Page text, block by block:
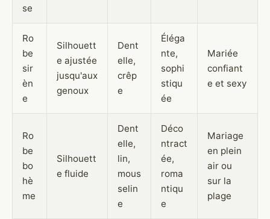
se
Ro
be
sir
èn
e
Silhouett
e ajustée
jusqu'aux
genoux
Dent
elle,
crêp
e
Éléga
nte,
sophi
stiqu
ée
Mariée
confiant
e et sexy
Ro
be
bo
hè
me
Silhouett
e fluide
Dent
elle,
lin,
mous
selin
e
Déco
ntract
ée,
roma
ntiqu
e
Mariage
en plein
air ou
sur la
plage